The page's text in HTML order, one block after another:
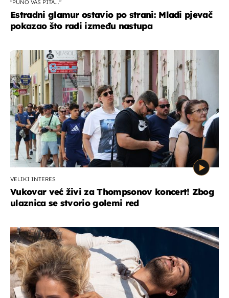
"PUNO VAS PITA..."
Estradni glamur ostavio po strani: Mladi pjevač
pokazao što radi između nastupa
VELIKI INTERES
Vukovar već živi za Thompsonov koncert! Zbog
ulaznica se stvorio golemi red